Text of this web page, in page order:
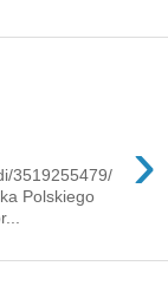
›
3519255479/
Polskiego